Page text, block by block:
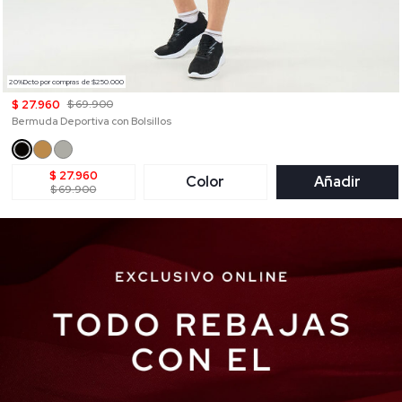
20%Dcto por compras de $250.000
$ 27.960 $ 69.900
Bermuda Deportiva con Bolsillos
$ 27.960
$ 69.900 Color Añadir